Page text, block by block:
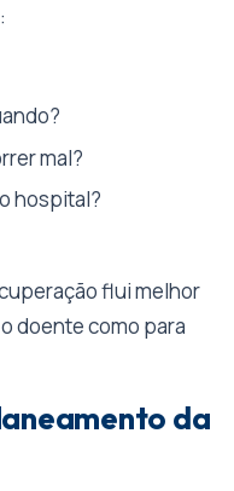
mal?
hospital?
flui melhor
doente como para
da